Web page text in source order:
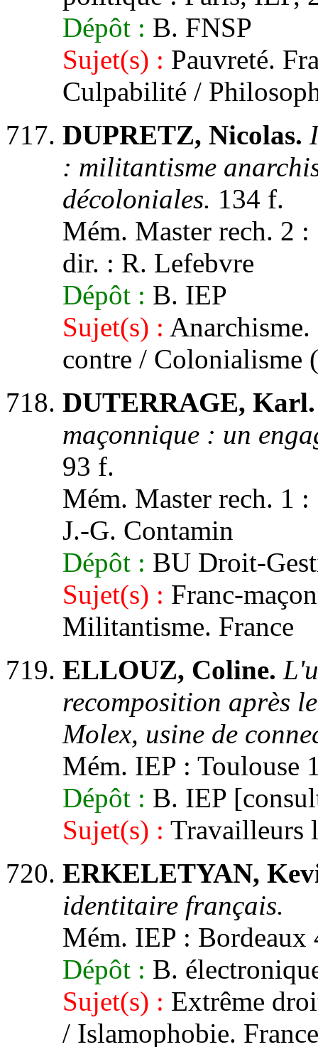
Dépôt : B. FNSP
Sujet(s) : Pauvreté.
Culpabilité /
DUPRETZ, Nicolas.
: militantisme
décoloniales. 134 f.
Mém. Master rech. 2
dir. : R. Lefebvre
Dépôt : B. IEP
Sujet(s) : Anarchisme.
contre / Colonialisme
DUTERRAGE, Karl.
maçonnique : un
93 f.
Mém. Master rech. 1
J.-G. Contamin
Dépôt : BU Droit-
Sujet(s) : Franc-
Militantisme. France
ELLOUZ, Coline.
recomposition après
Molex, usine de
Mém. IEP : Toulouse
Dépôt : B. IEP
Sujet(s) : Travailleurs
ERKELETYAN,
identitaire français.
Mém. IEP : Bordeaux
Dépôt : B.
Sujet(s) : Extrême
/ Islamophobie. France